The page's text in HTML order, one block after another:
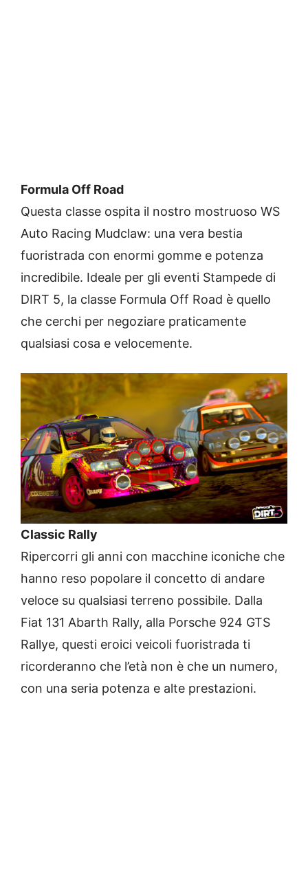
Formula Off Road
Questa classe ospita il nostro mostruoso WS
Auto Racing Mudclaw: una vera bestia
fuoristrada con enormi gomme e potenza
incredibile. Ideale per gli eventi Stampede di
DIRT 5, la classe Formula Off Road è quello
che cerchi per negoziare praticamente
qualsiasi cosa e velocemente.
Classic Rally
Ripercorri gli anni con macchine iconiche che
hanno reso popolare il concetto di andare
veloce su qualsiasi terreno possibile. Dalla
Fiat 131 Abarth Rally, alla Porsche 924 GTS
Rallye, questi eroici veicoli fuoristrada ti
ricorderanno che l’età non è che un numero,
con una seria potenza e alte prestazioni.